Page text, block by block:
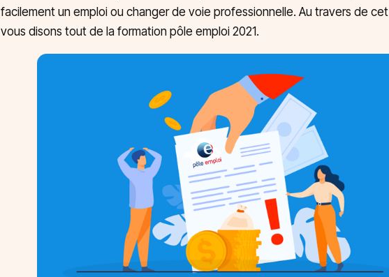
facilement un emploi ou changer de voie professionnelle. Au travers de
vous disons tout de la formation pôle emploi 2021.